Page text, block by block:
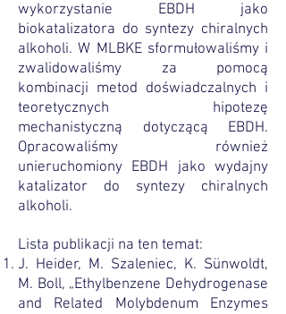
wykorzystanie EBDH jako
biokatalizatora do syntezy chiralnych
alkoholi. W MLBKE sformułowaliśmy i
zwalidowaliśmy za pomocą
kombinacji metod doświadczalnych i
teoretycznych hipotezę
mechanistyczną dotyczącą EBDH.
Opracowaliśmy również
unieruchomiony EBDH jako wydajny
katalizator do syntezy chiralnych
alkoholi.
Lista publikacji na ten temat:
J. Heider, M. Szaleniec, K. Sünwoldt,
M. Boll, „Ethylbenzene Dehydrogenase
and Related Molybdenum Enzymes